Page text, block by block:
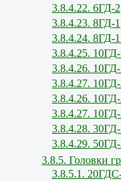
3.8.4.22. 6ГД-2
3.8.4.23. 8ГД-1
3.8.4.24. 8ГД-
3.8.4.25.
3.8.4.26.
3.8.4.27.
3.8.4.26.
3.8.4.27.
3.8.4.28.
3.8.4.29.
3.8.5. Головки
3.8.5.1.